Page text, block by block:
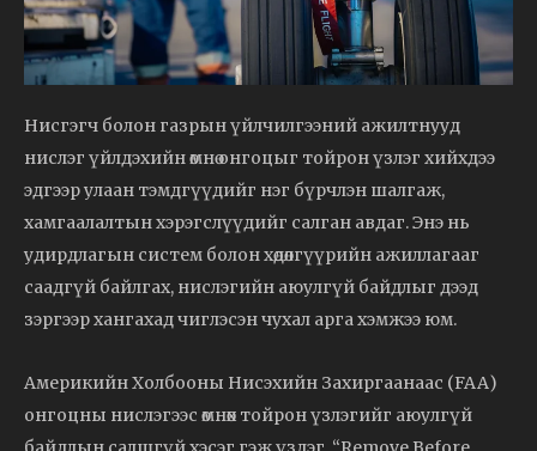
Нисгэгч болон газрын үйлчилгээний ажилтнууд
нислэг үйлдэхийн өмнө онгоцыг тойрон үзлэг хийхдээ
эдгээр улаан тэмдгүүдийг нэг бүрчлэн шалгаж,
хамгаалалтын хэрэгслүүдийг салган авдаг. Энэ нь
удирдлагын систем болон хөдөлгүүрийн ажиллагааг
саадгүй байлгах, нислэгийн аюулгүй байдлыг дээд
зэргээр хангахад чиглэсэн чухал арга хэмжээ юм.
Америкийн Холбооны Нисэхийн Захиргаанаас (FAA)
онгоцны нислэгээс өмнөх тойрон үзлэгийг аюулгүй